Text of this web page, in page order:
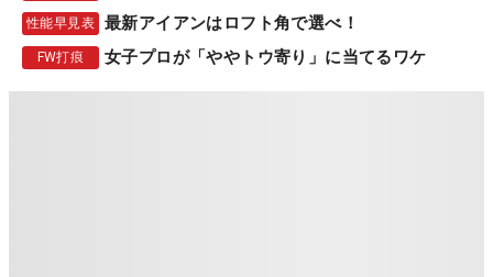
性能早見表 最新アイアンはロフト角で選べ！
FW打痕 女子プロが「ややトウ寄り」に当てるワケ